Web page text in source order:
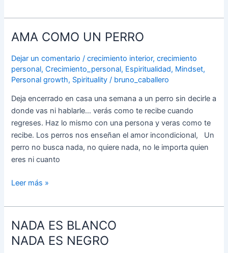
sobre
el
océano,
incluso
dentro
de
¿Cierto?
Ahora
mismo
lo
puedes
hacer
tú
¿cuál
es
AMA COMO UN PERRO
Dejar un comentario /crecimiento interior,crecimiento
personal,Crecimiento_personal, Espiritualidad, Mindset,
Personal growth, Spirituality / bruno_caballero
Deja encerrado en casa una semana a un perro sin decirle a
donde vas ni hablarle… verás como te recibe cuando
regreses. Haz lo mismo con una persona y veras como te
recibe. Los perros nos enseñan el amor incondicional, Un
perro no busca nada, no quiere nada, no le importa quien
eres ni cuanto
AMA
UN
PERRO
Leer más »
NADA ES BLANCO
NADA ES NEGRO
NADA
ES
BLANCO